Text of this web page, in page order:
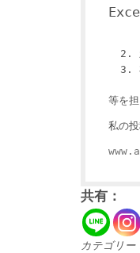
等を担
私の
共有：
カテゴリー